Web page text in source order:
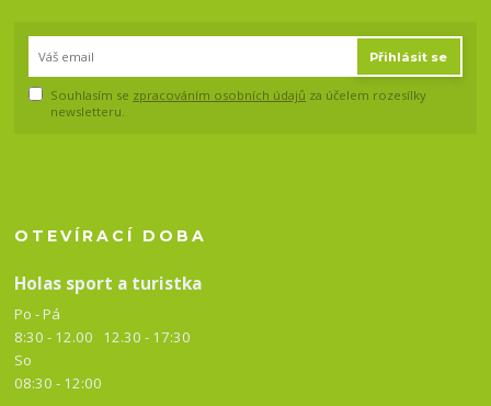
Přihlásit se
Souhlasím se zpracováním osobních údajů za účelem rozesílky
newsletteru.
OTEVÍRACÍ DOBA
Holas sport a turistka
Po - Pá
8:30 - 12.00 12.30 - 17:30
So
08:30 - 12:00